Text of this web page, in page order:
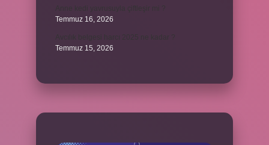
Temmuz 16, 2026
Temmuz 15, 2026